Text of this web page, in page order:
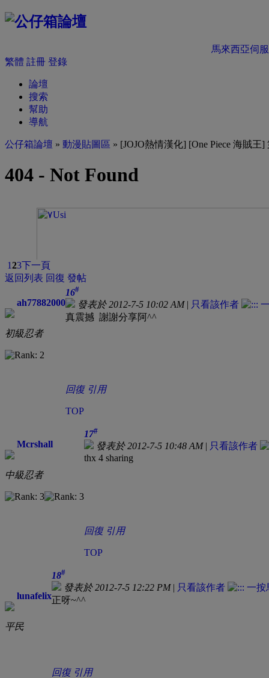
馬來西亞伺
繁體 註冊 登錄
論壇
搜索
幫助
導航
公仔箱論壇 » 動漫貼圖區 » [JOJO熱情漢化] [One Piece 海賊王
123下一頁
返回列表 回復 發帖
ah77882000
初級忍者
16#
發表於 2012-7-5 10:02 AM| 只看該作者
真震撼 謝謝分享阿^^
回復 引用
TOP
Mcrshall
中級忍者
17#
發表於 2012-7-5 10:48 AM| 只看該作者
thx 4 sharing
回復 引用
TOP
lunafelix
平民
18#
發表於 2012-7-5 12:22 PM| 只看該作者
正呀~^^
回復 引用